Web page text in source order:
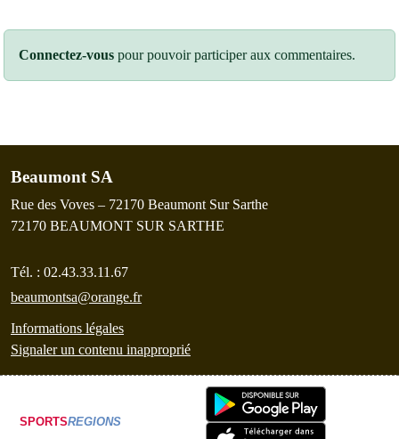
Connectez-vous pour pouvoir participer aux commentaires.
Beaumont SA
Rue des Voves – 72170 Beaumont Sur Sarthe
72170 BEAUMONT SUR SARTHE
Tél. : 02.43.33.11.67
beaumontsa@orange.fr
Informations légales
Signaler un contenu inapproprié
SPORTSREGIONS